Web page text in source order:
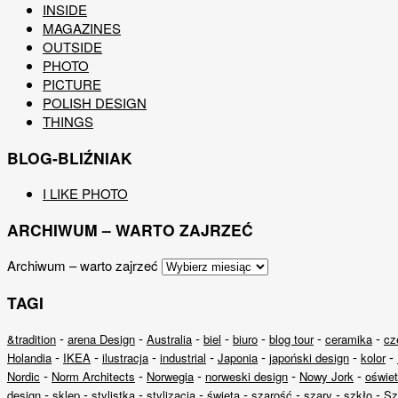
INSIDE
MAGAZINES
OUTSIDE
PHOTO
PICTURE
POLISH DESIGN
THINGS
BLOG-BLIŹNIAK
I LIKE PHOTO
ARCHIWUM – WARTO ZAJRZEĆ
Archiwum – warto zajrzeć
TAGI
&tradition - arena Design - Australia - biel - biuro - blog tour- ceramika -
Holandia - IKEA - ilustracja - industrial - Japonia - japoński design - kolor-
Nordic - Norm Architects - Norwegia - norweski design - Nowy Jork -